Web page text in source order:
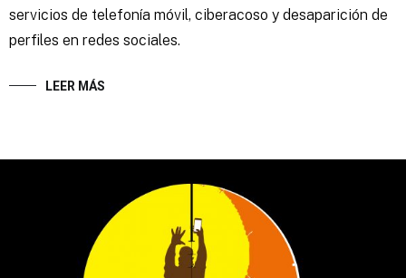
servicios de telefonía móvil, ciberacoso y desaparición de
perfiles en redes sociales.
LEER MÁS